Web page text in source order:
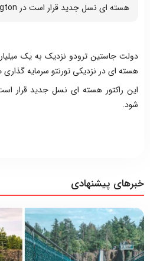
هسته ای نسل جدید قرار است در Clarington آنتاریو افتتاح شود.
دولت جاستین ترودو نزدیک به یک
هسته ای در نزدیکی تورنتو سرمایه
شود.
خبرهای پیشنهادی